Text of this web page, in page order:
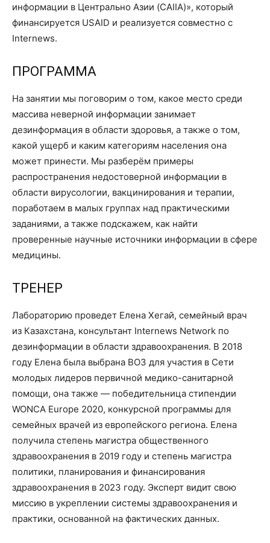
информации в Центрально Азии (CAIIA)», который
финансируется USAID и реализуется совместно с
Internews.
ПРОГРАММА
На занятии мы поговорим о том, какое место среди
массива неверной информации занимает
дезинформация в области здоровья, а также о том,
какой ущерб и каким категориям населения она
может принести. Мы разберём примеры
распространения недостоверной информации в
области вирусологии, вакцинирования и терапии,
поработаем в малых группах над практическими
заданиями, а также подскажем, как найти
проверенные научные источники информации в сфере
медицины.
ТРЕНЕР
Лабораторию проведет Елена Хегай, семейный врач
из Казахстана, консультант Internews Network по
дезинформации в области здравоохранения. В 2018
году Елена была выбрана ВОЗ для участия в Сети
молодых лидеров первичной медико-санитарной
помощи, она также — победительница стипендии
WONCA Europe 2020, конкурсной программы для
семейных врачей из европейского региона. Елена
получила степень магистра общественного
здравоохранения в 2019 году и степень магистра
политики, планирования и финансирования
здравоохранения в 2023 году. Эксперт видит свою
миссию в укреплении системы здравоохранения и
практики, основанной на фактических данных.